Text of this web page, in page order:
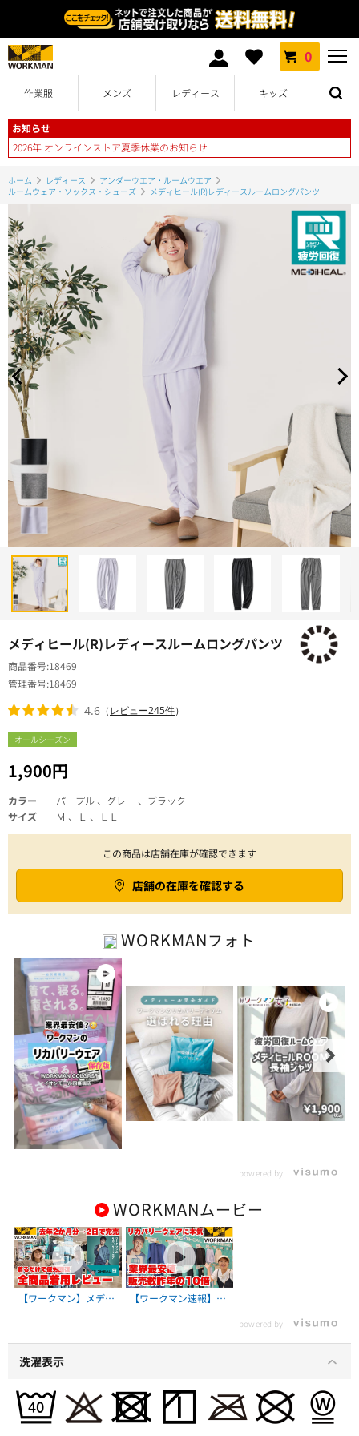
0
作業服 メンズ レディース キッズ
お知らせ
2026年 オンラインストア夏季休業のお知らせ
ホーム レディース
アンダーウエア・ルームウエア
ルームウェア・ソックス・シューズ
メディヒール(R)レディースルームロングパンツ
メディヒール(R)レディースルームロングパンツ
オールシーズン
1,900円
商品番号 18469
管理番号 18469
4.6 （レビュー245件）
カラー
パープル 、グレー 、ブラック
サイズ
Ｍ 、Ｌ 、ＬＬ
この商品は店舗在庫が確認できます
店舗の在庫を確認する
WORKMANフォト
powered by
WORKMANムービー
【ワークマン】メディ
着心地＆サイズ感も解
説
【ワークマン速報】メ
で200万着販売開始！
powered by
洗濯表示